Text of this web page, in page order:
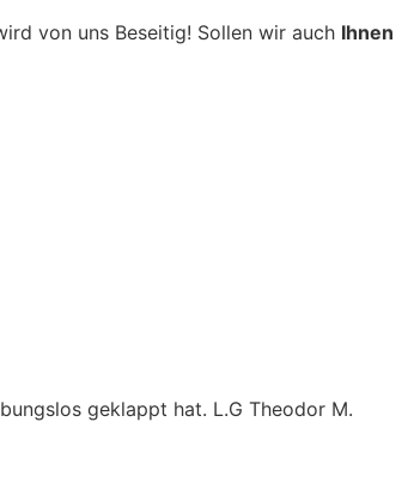
von uns Beseitig! Sollen wir auch Ihnen
geklappt hat. L.G Theodor M.